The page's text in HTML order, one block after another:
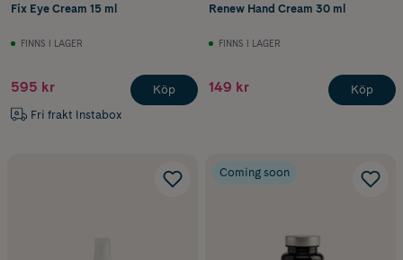
Fix Eye Cream 15 ml
FINNS I LAGER
595 kr
Fri frakt Instabox
Köp
Renew Hand Cream 30 ml
FINNS I LAGER
149 kr Köp
Coming soon